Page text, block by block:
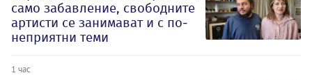
само забавление, свободните
артисти се занимават и с по-
неприятни теми
1 час